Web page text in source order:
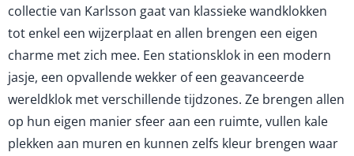
collectie van Karlsson gaat van klassieke wandklokken
tot enkel een wijzerplaat en allen brengen een eigen
charme met zich mee. Een stationsklok in een modern
jasje, een opvallende wekker of een geavanceerde
wereldklok met verschillende tijdzones. Ze brengen allen
op hun eigen manier sfeer aan een ruimte, vullen kale
plekken aan muren en kunnen zelfs kleur brengen waar